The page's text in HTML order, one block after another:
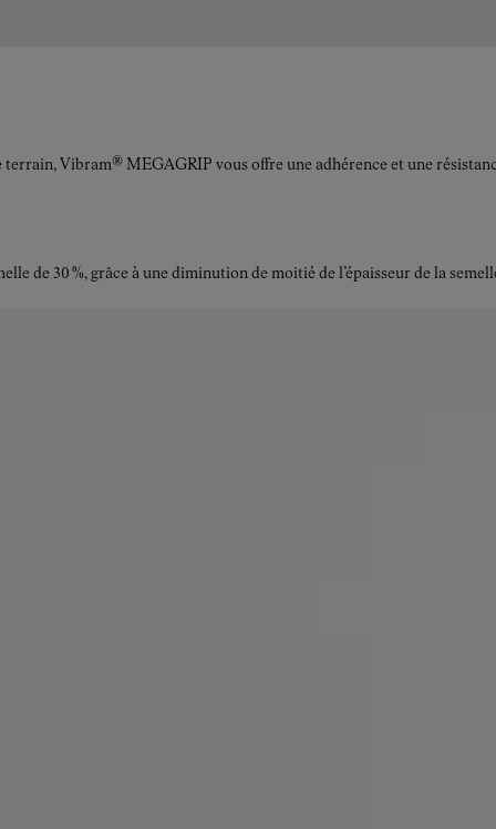
Vibram® MEGAGRIP vous offre une adhérence et une
de 30 %, grâce à une diminution de moitié de l’épaisseur de la